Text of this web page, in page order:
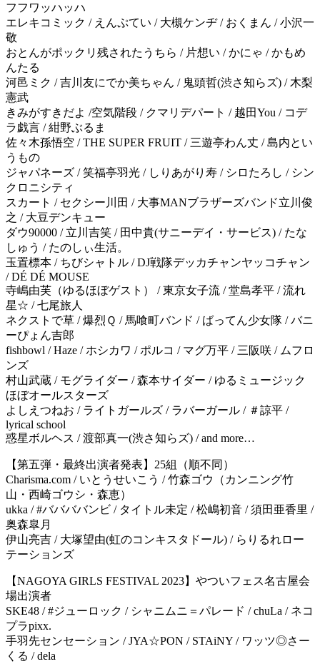
フフワッハッハ
エレキコミック / えんぷてい / 大槻ケンヂ / おくまん / 小沢一
敬
おとんがポックリ残されたうちら / 片想い / かにゃ / かもめ
んたる
河邑ミク / 吉川友にでか美ちゃん / 鬼頭哲(渋さ知らズ) / 木梨
憲武
きみがすきだよ /空気階段 / クマリデパート / 越田You / コデ
ラ戯言 / 紺野ぶるま
佐々木孫悟空 / THE SUPER FRUIT / 三遊亭わん丈 / 島内とい
うもの
ジャパネーズ / 笑福亭羽光 / しりあがり寿 / シロたろし / シン
クロニシティ
スカート / セクシー川田 / 大事MANブラザーズバンド立川俊
之 / 大豆デンキュー
ダウ90000 / 立川吉笑 / 田中貴(サニーデイ・サービス) / たな
しゅう / たのしぃ生活。
玉置標本 / ちびシャトル / DJ戦隊デッカチャンヤッコチャン
/ DÉ DÉ MOUSE
寺嶋由芙（ゆるほぼゲスト） / 東京女子流 / 堂島孝平 / 流れ
星☆ / 七尾旅人
ネクストで草 / 爆烈Ｑ / 馬喰町バンド / ばってん少女隊 / バニ
ーぴょん吉郎
fishbowl / Haze / ホシカワ / ポルコ / マグ万平 / 三阪咲 / ムフロ
ンズ
村山武蔵 / モグライダー / 森本サイダー / ゆるミュージック
ほぼオールスターズ
よしえつねお / ライトガールズ / ラバーガール / ＃諒平 /
lyrical school
惑星ボルヘス / 渡部真一(渋さ知らズ) / and more…
【第五弾・最終出演者発表】25組（順不同）
Charisma.com / いとうせいこう / 竹森ゴウ（カンニング竹
山・西崎ゴウシ・森恵）
ukka / #ババババンビ / タイトル未定 / 松嶋初音 / 須田亜香里 /
奥森皐月
伊山亮吉 / 大塚望由(虹のコンキスタドール) / らりるれロー
テーションズ
【NAGOYA GIRLS FESTIVAL 2023】やついフェス名古屋会
場出演者
SKE48 / #ジューロック / シャニムニ＝パレード / chuLa / ネコ
プラpixx.
手羽先センセーション / JYA☆PON / STAiNY / ワッツ◎さー
くる / dela